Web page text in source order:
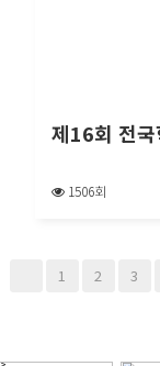
제16회 전
1506회
1 2 3